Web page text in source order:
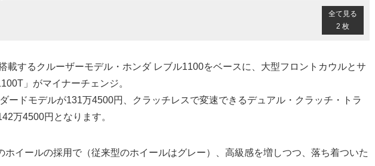
全て見る
2 枚
載するクルーザーモデル・ホンダ レブル1100をベースに、大型フロントカウルとサ
」がマイナーチェンジ。
ードモデルが131万4500円、クラッチレスで変速できるデュアル・クラッチ・トラ
万4500円となります。
ホイールの採用で（従来型のホイールはグレー）、高級感を増しつつ、落ち着ついた